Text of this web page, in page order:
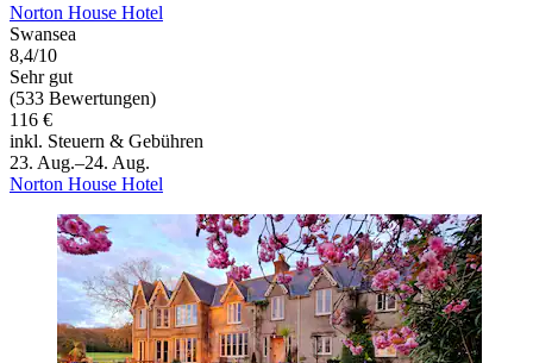
Norton House Hotel
Swansea
8,4/10
Sehr gut
(533 Bewertungen)
116 €
inkl. Steuern & Gebühren
23. Aug.–24. Aug.
Norton House Hotel